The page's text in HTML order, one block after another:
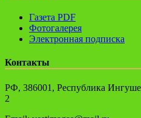
Газета PDF
Фотогалерея
Электронная подписка
Контакты
РФ, 386001, Республика
2